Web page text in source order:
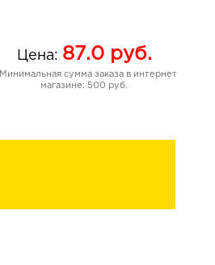
Цена: 87.0руб.
Минимальная сумма заказа в интернет
магазине: 500 руб.